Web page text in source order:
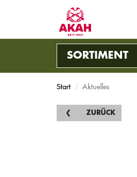
SORTIMENT
Start Aktuelles
ZURÜCK